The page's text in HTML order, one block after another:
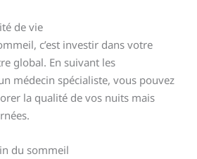
de vie
c’est investir dans votre
global. En suivant les
médecin spécialiste, vous pouvez
la qualité de vos nuits mais
du sommeil